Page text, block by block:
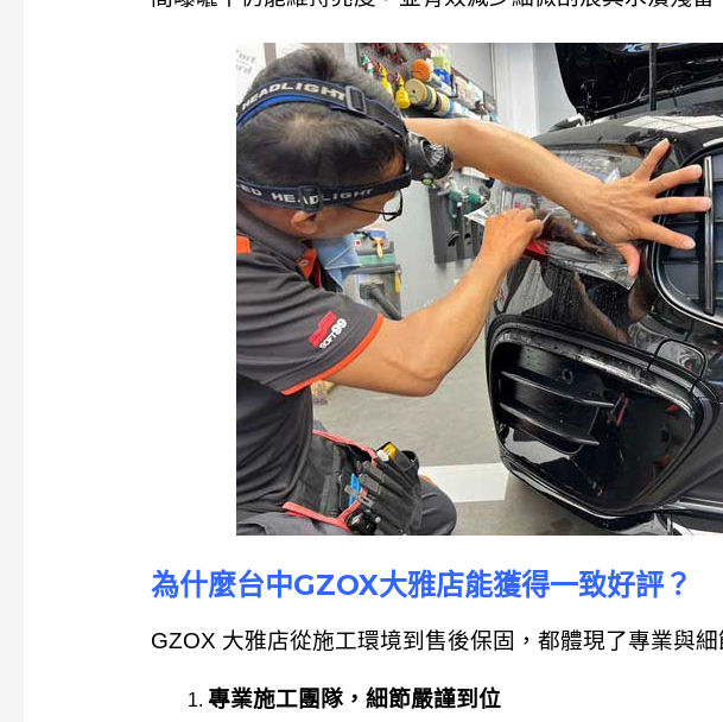
為什麼台中GZOX大雅店能獲得一致好評？
GZOX 大雅店從施工環境到售後保固，都體現了專業與細
專業施工團隊，細節嚴謹到位